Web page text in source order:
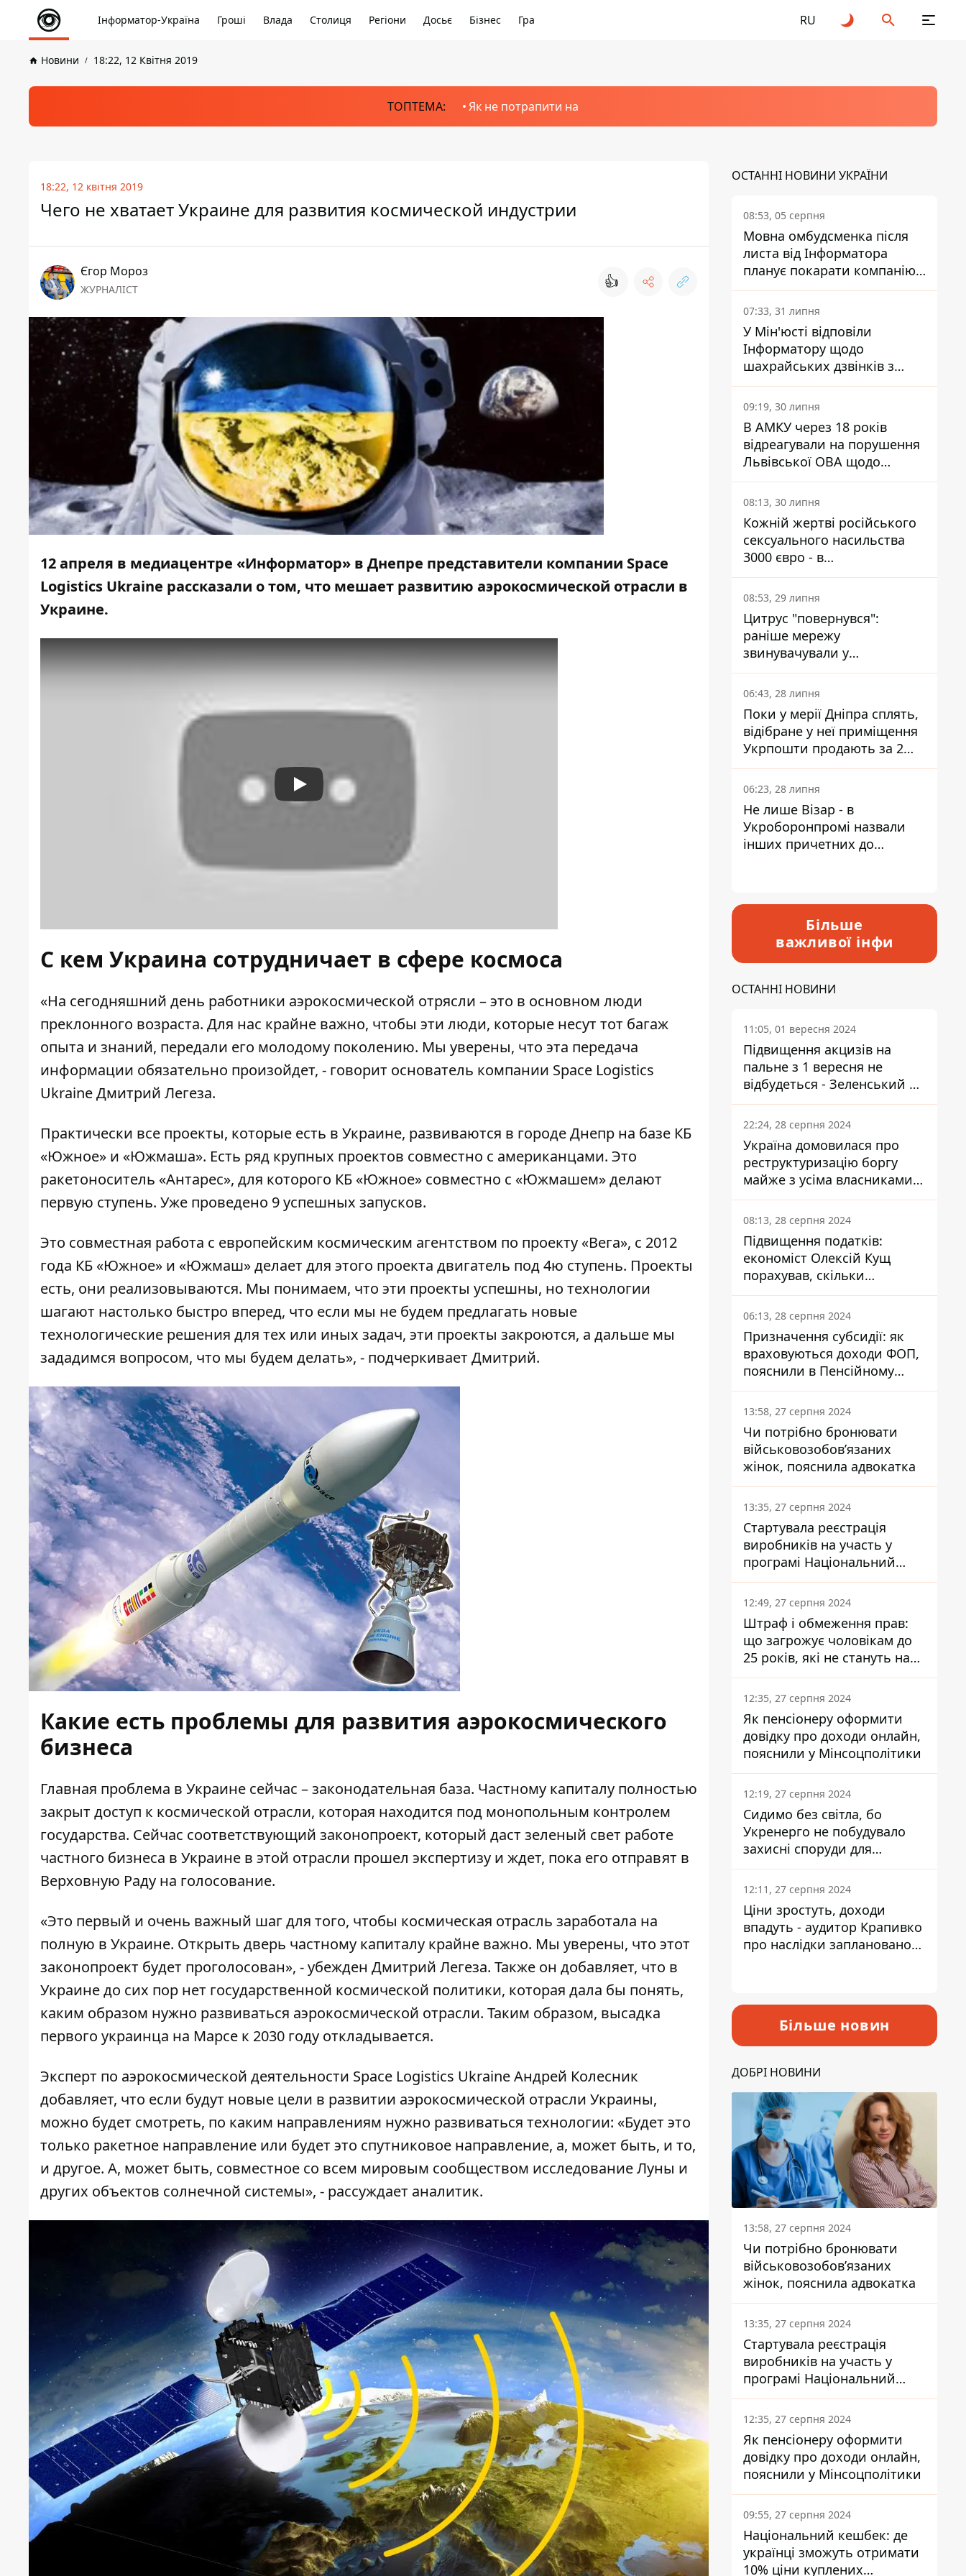
Інформатор-Україна Гроші Влада Столиця Регіони Досьє Бізнес Гра RU
Новини 18:22, 12 Квітня 2019
ТОПТЕМА: Як не потрапити на
18:22, 12 квітня 2019
Чего не хватает Украине для развития космической индустрии
Єгор Мороз
ЖУРНАЛІСТ 👍
12 апреля в медиацентре «Информатор» в Днепре представители компании Space
Logistics Ukraine рассказали о том, что мешает развитию аэрокосмической отрасли в
Украине.
Play
С кем Украина сотрудничает в сфере космоса
«На сегодняшний день работники аэрокосмической отрясли – это в основном люди
преклонного возраста. Для нас крайне важно, чтобы эти люди, которые несут тот багаж
опыта и знаний, передали его молодому поколению. Мы уверены, что эта передача
информации обязательно произойдет, - говорит основатель компании Space Logistics
Ukraine Дмитрий Легеза.
Практически все проекты, которые есть в Украине, развиваются в городе Днепр на базе КБ
«Южное» и «Южмаша». Есть ряд крупных проектов совместно с американцами. Это
ракетоноситель «Антарес», для которого КБ «Южное» совместно с «Южмашем» делают
первую ступень. Уже проведено 9 успешных запусков.
Это совместная работа с европейским космическим агентством по проекту «Вега», с 2012
года КБ «Южное» и «Южмаш» делает для этого проекта двигатель под 4ю ступень. Проекты
есть, они реализовываются. Мы понимаем, что эти проекты успешны, но технологии
шагают настолько быстро вперед, что если мы не будем предлагать новые
технологические решения для тех или иных задач, эти проекты закроются, а дальше мы
зададимся вопросом, что мы будем делать», - подчеркивает Дмитрий.
Какие есть проблемы для развития аэрокосмического
бизнеса
Главная проблема в Украине сейчас – законодательная база. Частному капиталу полностью
закрыт доступ к космической отрасли, которая находится под монопольным контролем
государства. Сейчас соответствующий законопроект, который даст зеленый свет работе
частного бизнеса в Украине в этой отрасли прошел экспертизу и ждет, пока его отправят в
Верховную Раду на голосование.
«Это первый и очень важный шаг для того, чтобы космическая отрасль заработала на
полную в Украине. Открыть дверь частному капиталу крайне важно. Мы уверены, что этот
законопроект будет проголосован», - убежден Дмитрий Легеза. Также он добавляет, что в
Украине до сих пор нет государственной космической политики, которая дала бы понять,
каким образом нужно развиваться аэрокосмической отрасли. Таким образом, высадка
первого украинца на Марсе к 2030 году откладывается.
Эксперт по аэрокосмической деятельности Space Logistics Ukraine Андрей Колесник
добавляет, что если будут новые цели в развитии аэрокосмической отрасли Украины,
можно будет смотреть, по каким направлениям нужно развиваться технологии: «Будет это
только ракетное направление или будет это спутниковое направление, а, может быть, и то,
и другое. А, может быть, совместное со всем мировым сообществом исследование Луны и
других объектов солнечной системы», - рассуждает аналитик.
ОСТАННІ НОВИНИ УКРАЇНИ
08:53, 05 серпня
Мовна омбудсменка після
листа від Інформатора
планує покарати компанію-
підрядника ПриватБанку
07:33, 31 липня
У Мін'юсті відповіли
Інформатору щодо
шахрайських дзвінків з
камери Сумського СІЗО так,
що ніхто нічого не зрозумів
09:19, 30 липня
В АМКУ через 18 років
відреагували на порушення
Львівської ОВА щодо
харчування у закладах
освіти
08:13, 30 липня
Кожній жертві російського
сексуального насильства
3000 євро - в
Мінсоцполітики пояснили
Інформатору, звідки на це
гроші
08:53, 29 липня
Цитрус "повернувся":
раніше мережу
звинувачували у
контрабанді техніки та
ухиленні від сплати
податків
06:43, 28 липня
Поки у мерії Дніпра сплять,
відібране у неї приміщення
Укрпошти продають за 2
мільйони
06:23, 28 липня
Не лише Візар - в
Укроборонпромі назвали
інших причетних до
Більше
важливої інфи
ОСТАННІ НОВИНИ
11:05, 01 вересня 2024
Підвищення акцизів на
пальне з 1 вересня не
відбудеться - Зеленський не
підписав закон
22:24, 28 серпня 2024
Україна домовилася про
реструктуризацію боргу
майже з усіма власниками
єврооблігацій: що це
означає для країни
08:13, 28 серпня 2024
Підвищення податків:
економіст Олексій Кущ
порахував, скільки
заплатить кожен українець
06:13, 28 серпня 2024
Призначення субсидії: як
враховуються доходи ФОП,
пояснили в Пенсійному
фонді
13:58, 27 серпня 2024
Чи потрібно бронювати
військовозобов’язаних
жінок, пояснила адвокатка
13:35, 27 серпня 2024
Стартувала реєстрація
виробників на участь у
програмі Національний
кешбек: як це зробити
через портал Дія
12:49, 27 серпня 2024
Штраф і обмеження прав:
що загрожує чоловікам до
25 років, які не стануть на
військовий облік
12:35, 27 серпня 2024
Як пенсіонеру оформити
довідку про доходи онлайн,
пояснили у Мінсоцполітики
12:19, 27 серпня 2024
Сидимо без світла, бо
Укренерго не побудувало
захисні споруди для
енергетики - нардеп
Кучеренко
12:11, 27 серпня 2024
Ціни зростуть, доходи
впадуть - аудитор Крапивко
про наслідки запланованого
Більше новин
ДОБРІ НОВИНИ
13:58, 27 серпня 2024
Чи потрібно бронювати
військовозобов’язаних
жінок, пояснила адвокатка
13:35, 27 серпня 2024
Стартувала реєстрація
виробників на участь у
програмі Національний
кешбек: як це зробити
через портал Дія
12:35, 27 серпня 2024
Як пенсіонеру оформити
довідку про доходи онлайн,
пояснили у Мінсоцполітики
09:55, 27 серпня 2024
Національний кешбек: де
українці зможуть отримати
10% ціни куплених